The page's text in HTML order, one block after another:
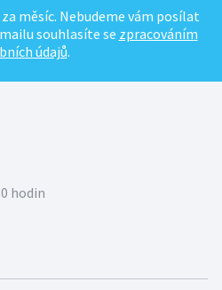
měsíc. Nebudeme vám posílat
souhlasíte se zpracováním
údajů.